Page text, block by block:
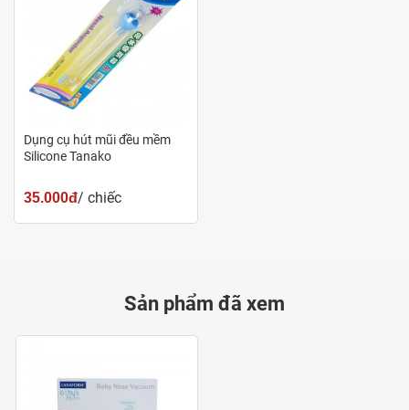
Dụng cụ hút mũi đều mềm
Silicone Tanako
35.000đ/ chiếc
Sản phẩm đã xem